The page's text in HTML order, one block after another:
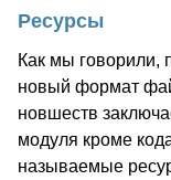
Ресурсы
Как мы говорили,
новый формат
новшеств
модуля кроме
называемые